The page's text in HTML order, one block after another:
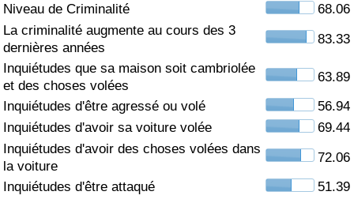
Niveau de Criminalité
68.06
La criminalité augmente au cours des 3
dernières années
83.33
Inquiétudes que sa maison soit cambriolée
et des choses volées
63.89
Inquiétudes d'être agressé ou volé
56.94
Inquiétudes d'avoir sa voiture volée
69.44
Inquiétudes d'avoir des choses volées dans
la voiture
72.06
Inquiétudes d'être attaqué
51.39
Indice de Criminalité
Indice de criminalité par pays
Soins de santé
Indice des soins de santé (Actuel)
Indice des soins de santé